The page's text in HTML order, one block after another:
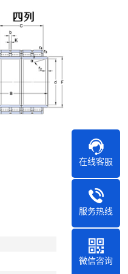
在线客服
服务热线
微信咨询